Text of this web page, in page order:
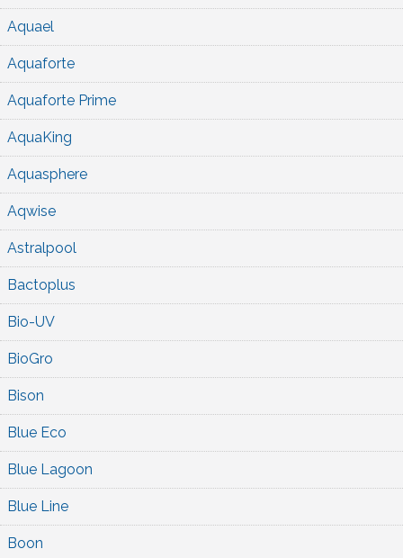
Aquael
Aquaforte
Aquaforte Prime
AquaKing
Aquasphere
Aqwise
Astralpool
Bactoplus
Bio-UV
BioGro
Bison
Blue Eco
Blue Lagoon
Blue Line
Boon